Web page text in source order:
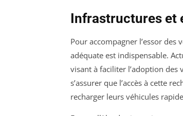
Infrastructures et
Pour accompagner l’essor
adéquate est indispensable.
visant à faciliter l’adoption
s’assurer que l’accès à cette
recharger leurs véhicules